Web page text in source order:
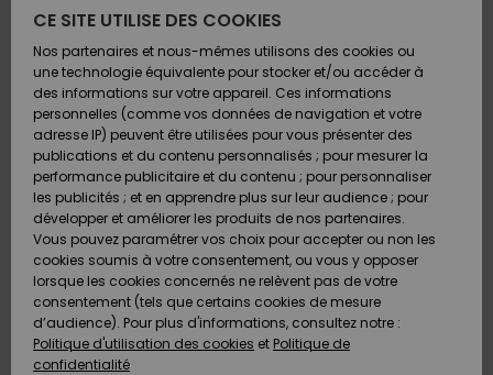
Chaussures
& Tongs
Surf
Snow
Nouveautés
Chaussures
& Tongs
Surf
Snow
Nouveautés
FEMME
A
Découvrir
Snow
SURF
Enfant
Highlights
Communauté
SNOW
Snow
Shop
Enfant
Snow
Shop
Femme
A
Découvrir
Communauté
VENTE
FLASH
Enfant
Outlet
Femme
Préférences
Langue Et
Région
Retours
Paiement
Carte
Cadeau
Quiksilver
Freedom
Protection
des données
Webcam Royan Plage de Pontaillac
Located between Vaux-sur-Mer and central Royan on
the Nouvelle-Aquitaine coast, Pontaillac Beach is a
sheltered beach break set inside a protected bay.
The spot can deliver a decent right-hand wave when
solid swell pushes in with the right direction.
Conditions can be inconsistent, as the break works
best when swell and wind align properly. Around mid
to falling tide, the sandbanks may shape up and offer
a few workable sections. Water temperatures are
particularly cold in winter, so proper gear is essential.
CE SITE UTILISE DES COOKIES
Nos partenaires et nous-mêmes utilisons des cookies ou
une technologie équivalente pour stocker et/ou accéder à
des informations sur votre appareil. Ces informations
personnelles (comme vos données de navigation et votre
adresse IP) peuvent être utilisées pour vous présenter des
publications et du contenu personnalisés ; pour mesurer la
performance publicitaire et du contenu ; pour personnaliser
les publicités ; et en apprendre plus sur leur audience ; pour
développer et améliorer les produits de nos partenaires.
Vous pouvez paramétrer vos choix pour accepter ou non les
cookies soumis à votre consentement, ou vous y opposer
lorsque les cookies concernés ne relèvent pas de votre
consentement (tels que certains cookies de mesure
d’audience). Pour plus d'informations, consultez notre :
Politique d'utilisation des cookies et Politique de
confidentialité